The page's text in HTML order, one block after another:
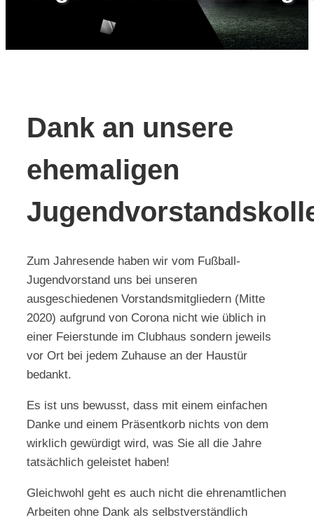
Kontakt
Dank an unsere
ehemaligen
Zum Jahresende haben wir vom Fußball-
Jugendvorstand uns bei unseren
ausgeschiedenen Vorstandsmitgliedern (Mitte
2020) aufgrund von Corona nicht wie üblich in
einer Feierstunde im Clubhaus sondern jeweils
vor Ort bei jedem Zuhause an der Haustür
bedankt.
Es ist uns bewusst, dass mit einem einfachen
Danke und einem Präsentkorb nichts von dem
wirklich gewürdigt wird, was Sie all die Jahre
tatsächlich geleistet haben!
Gleichwohl geht es auch nicht die ehrenamtlichen
Arbeiten ohne Dank als selbstverständlich